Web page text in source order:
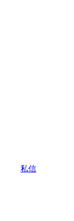
私信